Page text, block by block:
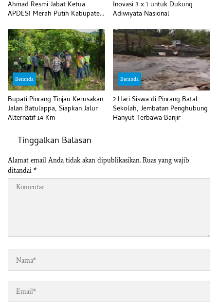
Ahmad Resmi Jabat Ketua
APDESI Merah Putih Kabupaten
Inovasi 3 x 1 untuk Dukung
Adiwiyata Nasional
Beranda
Bupati Pinrang Tinjau Kerusakan
Jalan Batulappa, Siapkan Jalur
Alternatif 14 Km
Beranda
2 Hari Siswa di Pinrang Batal
Sekolah, Jembatan Penghubung
Hanyut Terbawa Banjir
Tinggalkan Balasan
Alamat email Anda tidak akan dipublikasikan. Ruas yang wajib
ditandai *